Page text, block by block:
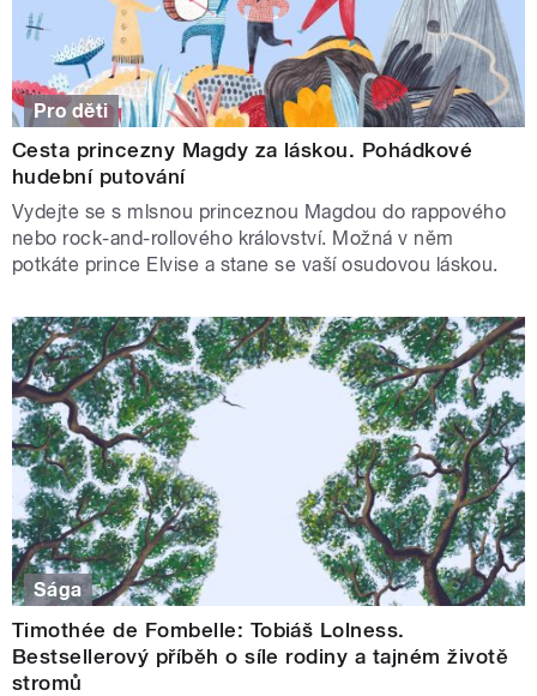
Pro děti
Cesta princezny Magdy za láskou. Pohádkové
hudební putování
Vydejte se s mlsnou princeznou Magdou do rappového
nebo rock-and-rollového království. Možná v něm
potkáte prince Elvise a stane se vaší osudovou láskou.
Sága
Timothée de Fombelle: Tobiáš Lolness.
Bestsellerový příběh o síle rodiny a tajném životě
stromů